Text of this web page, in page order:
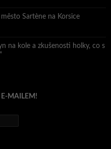
Sartène na Korsice
na kole a zkušenosti holky, co s
MAILEM!